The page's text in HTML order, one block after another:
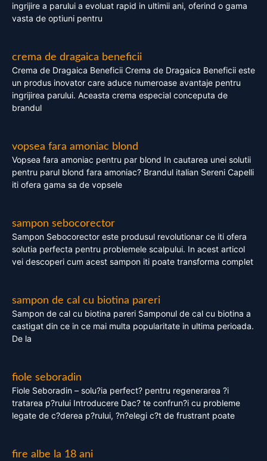
ingrijire a parului a evoluat rapid in ultimii ani, oferind o gama
vasta de optiuni pentru
crema de dragaica beneficii
Crema de Dragaica Beneficii Crema de Dragaica Beneficii este
un produs inovator care aduce numeroase avantaje pentru
ingrijirea parului. Aceasta crema especial conceputa de
brandul
vopsea fara amoniac blond
Vopsea fara amoniac pentru par blond In cautarea unei solutii
pentru parul blond fara amoniac? Brandul italian Sereni Capelli
iti ofera gama sa de vopsele
sampon sebocorector
Sampon Sebocorector este produsul revolutionar ce iti ofera
solutia perfecta pentru problemele scalpului. In acest articol
vei descoperi cum acest sampon iti poate transforma complet
sampon de cal cu biotina pareri
Sampon de cal cu biotina pareri Samponul de cal cu biotina a
castigat din ce in ce mai multa popularitate in ultima perioada.
De la
fiole seboradin
Fiole Seboradin – solu?ia perfect? pentru regenerarea ?i
tratarea p?rului Introducere Dac? te confrun?i cu probleme
legate de c?derea p?rului, ?n?elegi c?t de frustrant poate
fire albe la 18 ani